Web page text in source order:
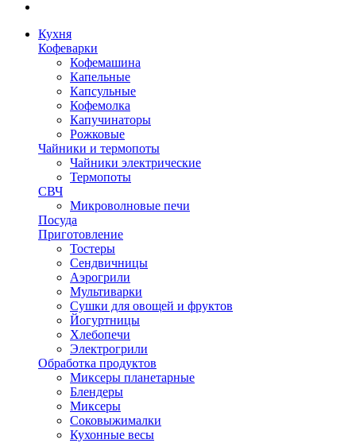
Кухня
Кофеварки
Кофемашина
Капельные
Капсульные
Кофемолка
Капучинаторы
Рожковые
Чайники и термопоты
Чайники электрические
Термопоты
СВЧ
Микроволновые печи
Посуда
Приготовление
Тостеры
Сендвичницы
Аэрогрили
Мультиварки
Сушки для овощей и фруктов
Йогуртницы
Хлебопечи
Электрогрили
Обработка продуктов
Миксеры планетарные
Блендеры
Миксеры
Соковыжималки
Кухонные весы